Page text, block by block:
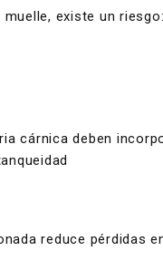
existe un riesgo:
cárnica deben
reduce pérdidas